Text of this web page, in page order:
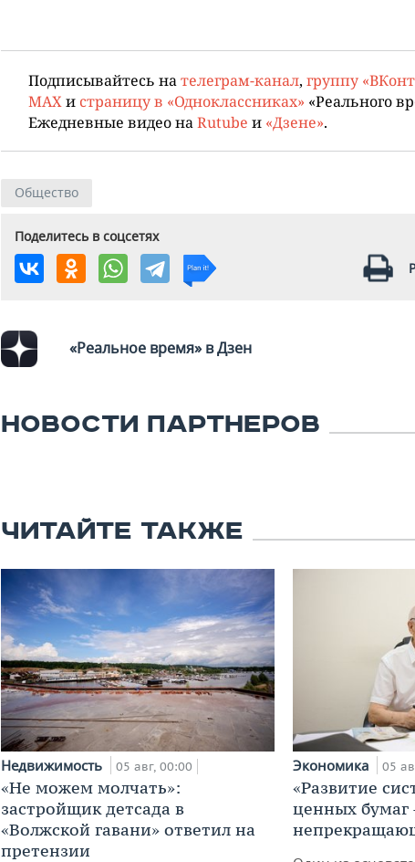
Подписывайтесь на телеграм-канал, группу
MAX и страницу в «Одноклассниках» «Реального
Ежедневные видео на Rutube и «Дзене».
Общество
Поделитесь в соцсетях
«Реальное время» в Дзен
НОВОСТИ ПАРТНЕРОВ
ЧИТАЙТЕ ТАКЖЕ
Недвижимость 05 авг, 00:00
«Не можем молчать»:
застройщик детсада в
«Волжской гавани» ответил на
претензии
Экономика 05
«Развитие
ценных бумаг